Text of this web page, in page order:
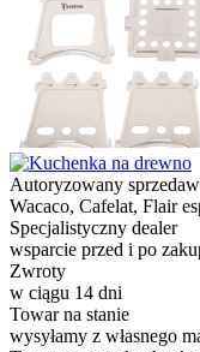
Autoryzowany
Wacaco, Cafelat, Flair
Specjalistyczny dealer
wsparcie przed i po
Zwroty
w ciągu 14 dni
Towar na stanie
wysyłamy z własnego